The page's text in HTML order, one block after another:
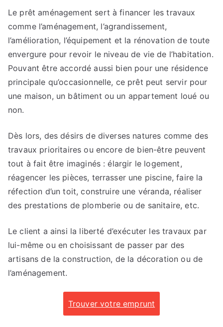
Le prêt aménagement sert à financer les travaux
comme l’aménagement, l’agrandissement,
l’amélioration, l’équipement et la rénovation de toute
envergure pour revoir le niveau de vie de l’habitation.
Pouvant être accordé aussi bien pour une résidence
principale qu’occasionnelle, ce prêt peut servir pour
une maison, un bâtiment ou un appartement loué ou
non.
Dès lors, des désirs de diverses natures comme des
travaux prioritaires ou encore de bien-être peuvent
tout à fait être imaginés : élargir le logement,
réagencer les pièces, terrasser une piscine, faire la
réfection d’un toit, construire une véranda, réaliser
des prestations de plomberie ou de sanitaire, etc.
Le client a ainsi la liberté d’exécuter les travaux par
lui-même ou en choisissant de passer par des
artisans de la construction, de la décoration ou de
l’aménagement.
Trouver votre emprunt